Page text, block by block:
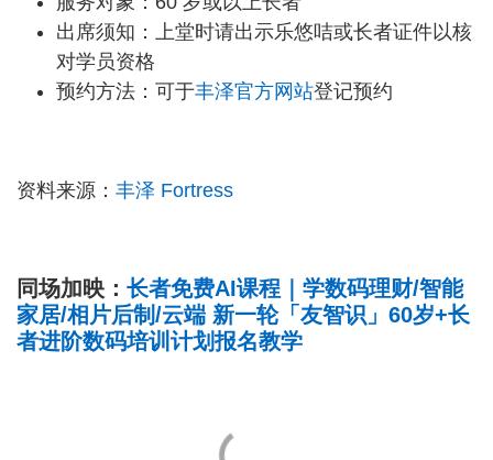
出席须知：上堂时请出示乐悠咭或长者证件以核
对学员资格
预约方法：可于丰泽官方网站登记预约
资料来源： 丰泽 Fortress
同场加映： 长者免费AI课程｜学数码理财/智能
家居/相片后制/云端 新一轮「友智识」60岁+长
者进阶数码培训计划报名教学